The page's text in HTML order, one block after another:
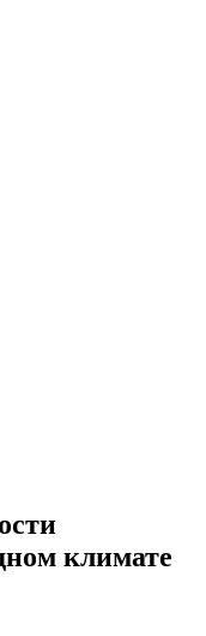
климате